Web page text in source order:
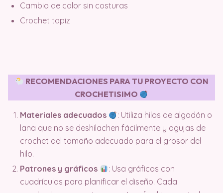
Cambio de color sin costuras
Crochet tapiz
RECOMENDACIONES PARA TU PROYECTO CON
CROCHETISIMO
Materiales adecuados
: Utiliza hilos de algodón o
lana que no se deshilachen fácilmente y agujas de
crochet del tamaño adecuado para el grosor del
hilo.
Patrones y gráficos
: Usa gráficos con
cuadrículas para planificar el diseño. Cada